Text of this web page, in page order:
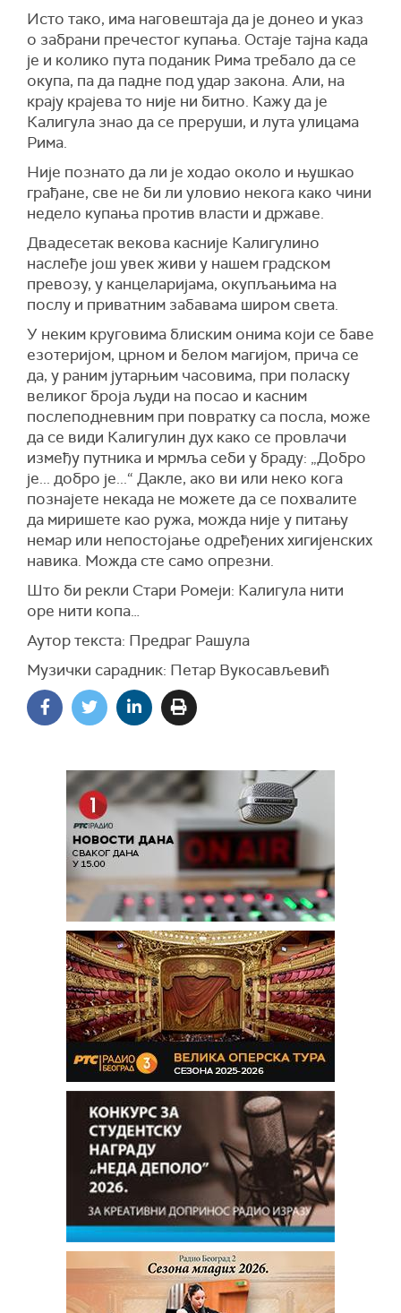
Исто тако, има наговештаја да је донео и указ
о забрани пречестог купања. Остаје тајна када
је и колико пута поданик Рима требало да се
окупа, па да падне под удар закона. Али, на
крају крајева то није ни битно. Кажу да је
Калигула знао да се преруши, и лута улицама
Рима.
Није познато да ли је ходао около и њушкао
грађане, све не би ли уловио некога како чини
недело купања против власти и државе.
Двадесетак векова касније Калигулино
наслеђе још увек живи у нашем градском
превозу, у канцеларијама, окупљањима на
послу и приватним забавама широм света.
У неким круговима блиским онима који се баве
езотеријом, црном и белом магијом, прича се
да, у раним јутарњим часовима, при поласку
великог броја људи на посао и касним
послеподневним при повратку са посла, може
да се види Калигулин дух како се провлачи
између путника и мрмља себи у браду: „Добро
је... добро је...“ Дакле, ако ви или неко кога
познајете некада не можете да се похвалите
да миришете као ружа, можда није у питању
немар или непостојање одређених хигијенских
навика. Можда сте само опрезни.
Што би рекли Стари Ромеји: Калигула нити
оре нити копа…
Аутор текста: Предраг Рашула
Музички сарадник: Петар Вукосављевић